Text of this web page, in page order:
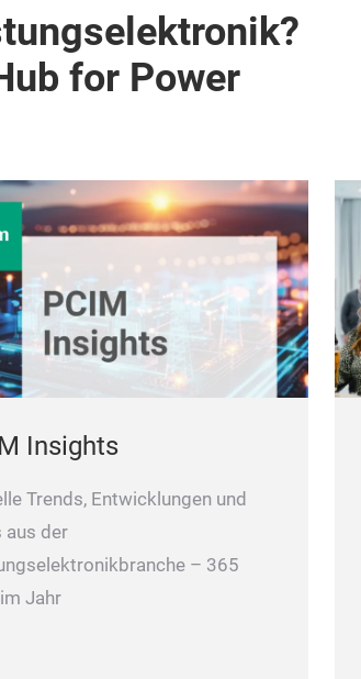
for Power
Insights
Trends, Entwicklungen und
aus der
– 365
Jahr